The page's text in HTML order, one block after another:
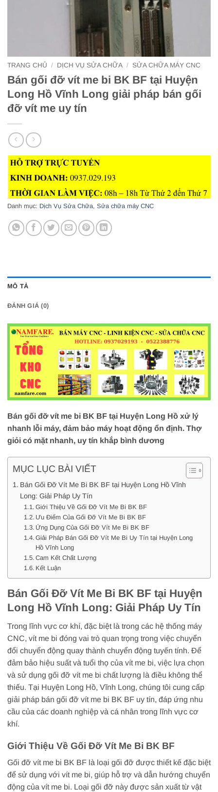
TRANG CHỦ / DỊCH VỤ SỬA CHỮA / SỬA CHỮA MÁY CNC
Bán gối đỡ vít me bi BK BF tại Huyện
Long Hồ Vĩnh Long giải pháp bán gối
đỡ vít me uy tín
Danh mục: Dịch Vụ Sửa Chữa, Sửa chữa máy CNC
MÔ TẢ
ĐÁNH GIÁ (0)
Bán gối đỡ vít me bi BK BF tại Huyện Long Hồ xử lý
nhanh lỗi máy, đảm bảo máy hoạt động ổn định. Thợ
giỏi có mặt nhanh, uy tín khắp bình dương
MỤC LỤC BÀI VIẾT
Bán Gối Đỡ Vít Me Bi BK BF tại Huyện Long Hồ Vĩnh
Long: Giải Pháp Uy Tín
Giới Thiệu Về Gối Đỡ Vít Me Bi BK BF
Ưu Điểm Của Gối Đỡ Vít Me Bi BK BF
Ứng Dụng Của Gối Đỡ Vít Me Bi BK BF
Giải Pháp Bán Gối Đỡ Vít Me Bi Uy Tín tại Huyện Long
Hồ Vĩnh Long
Cam Kết Chất Lượng
Kết Luận
Bán Gối Đỡ Vít Me Bi BK BF tại Huyện
Long Hồ Vĩnh Long: Giải Pháp Uy Tín
Trong lĩnh vực cơ khí, đặc biệt là trong các hệ thống máy
CNC, vít me bi đóng vai trò quan trọng trong việc chuyển
đổi chuyển động quay thành chuyển động tuyến tính. Để
đảm bảo hiệu suất và tuổi thọ của vít me bi, việc lựa chọn
và sử dụng gối đỡ vít me bi chất lượng là điều không thể
thiếu. Tại Huyện Long Hồ, Vĩnh Long, chúng tôi cung cấp
giải pháp bán gối đỡ vít me bi BK BF uy tín, đáp ứng nhu
cầu của các doanh nghiệp và cá nhân trong lĩnh vực cơ
khí.
Giới Thiệu Về Gối Đỡ Vít Me Bi BK BF
Gối đỡ vít me bi BK BF là loại gối đỡ được thiết kế đặc biệt
để sử dụng với vít me bi, giúp hỗ trợ và dẫn hướng chuyển
động của vít me bi. Loại gối đỡ này được sản xuất từ vật